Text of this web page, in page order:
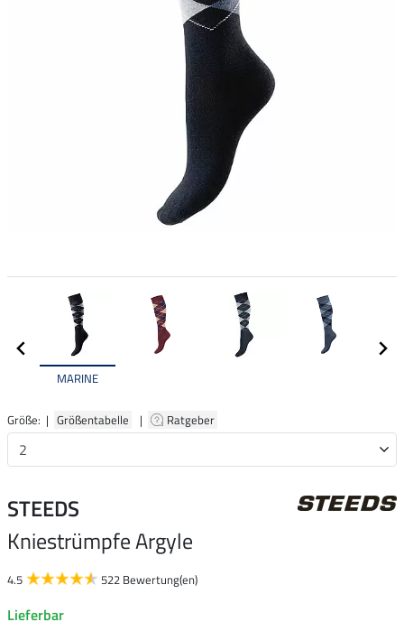
MARINE
Größe: | Größentabelle | Ratgeber
STEEDS
Kniestrümpfe Argyle
4.5 522 Bewertung(en)
Lieferbar